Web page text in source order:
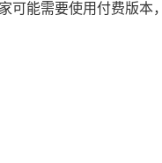
能需要使用付费版本